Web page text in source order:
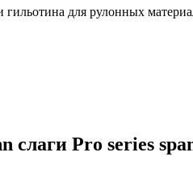
гильотина для рулонных
Pro series